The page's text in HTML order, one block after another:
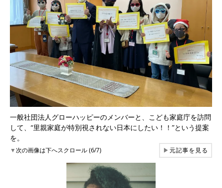
一般社団法人グローハッピーのメンバーと、こども家庭庁を訪問
して、“里親家庭が特別視されない日本にしたい！！”という提案
を。
▼次の画像は下へスクロール (6/7) ▶元記事を見る